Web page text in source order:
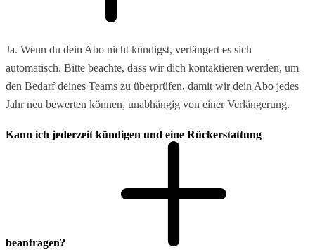
Ja. Wenn du dein Abo nicht kündigst, verlängert es sich
automatisch. Bitte beachte, dass wir dich kontaktieren werden, um
den Bedarf deines Teams zu überprüfen, damit wir dein Abo jedes
Jahr neu bewerten können, unabhängig von einer Verlängerung.
Kann ich jederzeit kündigen und eine Rückerstattung
beantragen?